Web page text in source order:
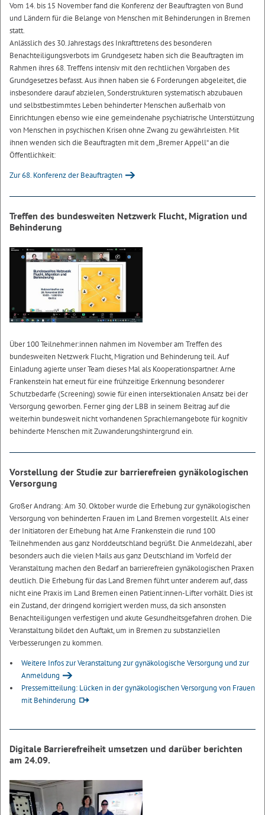
Vom 14. bis 15 November fand die Konferenz der Beauftragten von Bund
und Ländern für die Belange von Menschen mit Behinderungen in Bremen
statt.
Anlässlich des 30. Jahrestags des Inkrafttretens des besonderen
Benachteiligungsverbots im Grundgesetz haben sich die Beauftragten im
Rahmen ihres 68. Treffens intensiv mit den rechtlichen Vorgaben des
Grundgesetzes befasst. Aus ihnen haben sie 6 Forderungen abgeleitet, die
insbesondere darauf abzielen, Sonderstrukturen systematisch abzubauen
und selbstbestimmtes Leben behinderter Menschen außerhalb von
Einrichtungen ebenso wie eine gemeindenahe psychiatrische Unterstützung
von Menschen in psychischen Krisen ohne Zwang zu gewährleisten. Mit
ihnen wenden sich die Beauftragten mit dem „Bremer Appell“ an die
Öffentlichkeit:
Zur 68. Konferenz der Beauftragten
Treffen des bundesweiten Netzwerk Flucht, Migration und
Behinderung
Über 100 Teilnehmer:innen nahmen im November am Treffen des
bundesweiten Netzwerk Flucht, Migration und Behinderung teil. Auf
Einladung agierte unser Team dieses Mal als Kooperationspartner. Arne
Frankenstein hat erneut für eine frühzeitige Erkennung besonderer
Schutzbedarfe (Screening) sowie für einen intersektionalen Ansatz bei der
Versorgung geworben. Ferner ging der LBB in seinem Beitrag auf die
weiterhin bundesweit nicht vorhandenen Sprachlernangebote für kognitiv
behinderte Menschen mit Zuwanderungshintergrund ein.
Vorstellung der Studie zur barrierefreien gynäkologischen
Versorgung
Großer Andrang: Am 30. Oktober wurde die Erhebung zur gynäkologischen
Versorgung von behinderten Frauen im Land Bremen vorgestellt. Als einer
der Initiatoren der Erhebung hat Arne Frankenstein die rund 100
Teilnehmenden aus ganz Norddeutschland begrüßt. Die Anmeldezahl, aber
besonders auch die vielen Mails aus ganz Deutschland im Vorfeld der
Veranstaltung machen den Bedarf an barrierefreien gynäkologischen Praxen
deutlich. Die Erhebung für das Land Bremen führt unter anderem auf, dass
nicht eine Praxis im Land Bremen einen Patient:innen-Lifter vorhält. Dies ist
ein Zustand, der dringend korrigiert werden muss, da sich ansonsten
Benachteiligungen verfestigen und akute Gesundheitsgefahren drohen. Die
Veranstaltung bildet den Auftakt, um in Bremen zu substanziellen
Verbesserungen zu kommen.
Weitere Infos zur Veranstaltung zur gynäkologische Versorgung und zur
Anmeldung
Pressemitteilung: Lücken in der gynäkologischen Versorgung von Frauen
mit Behinderung
Digitale Barrierefreiheit umsetzen und darüber berichten
am 24.09.